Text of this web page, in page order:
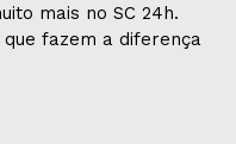
mais no SC 24h.
fazem a diferença